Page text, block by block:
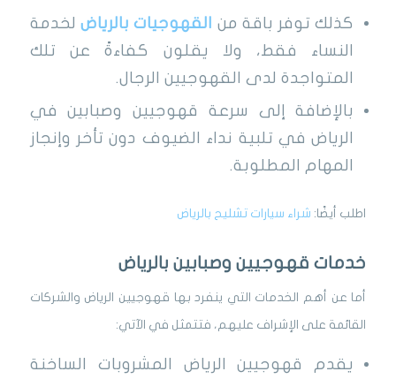
كذلك توفر باقة من
القهوجيات بالرياض لخدمة
النساء فقط، ولا يقلون كفاءةً عن تلك
المتواجدة لدى القهوجيين الرجال.
بالإضافة إلى سرعة قهوجيين وصبابين في
الرياض في تلبية نداء الضيوف دون تأخر وإنجاز
المهام المطلوبة.
اطلب أيضًا: شراء سيارات تشليح بالرياض
خدمات قهوجيين وصبابين بالرياض
أما عن أهم الخدمات التي ينفرد بها قهوجيين الرياض والشركات
القائمة على الإشراف عليهم، فتتمثل في الآتي:
يقدم قهوجيين الرياض المشروبات الساخنة